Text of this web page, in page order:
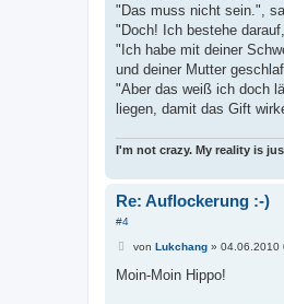
"Das muss nicht sein.",
"Doch! Ich bestehe
"Ich habe mit deiner
und deiner Mutter
"Aber das weiß ich doch
liegen, damit das Gift
I'm not crazy. My reality is
Re: Auflockerung :-)
#4
B
i
von Lukchang» 04.06.2010
Moin-Moin Hippo!